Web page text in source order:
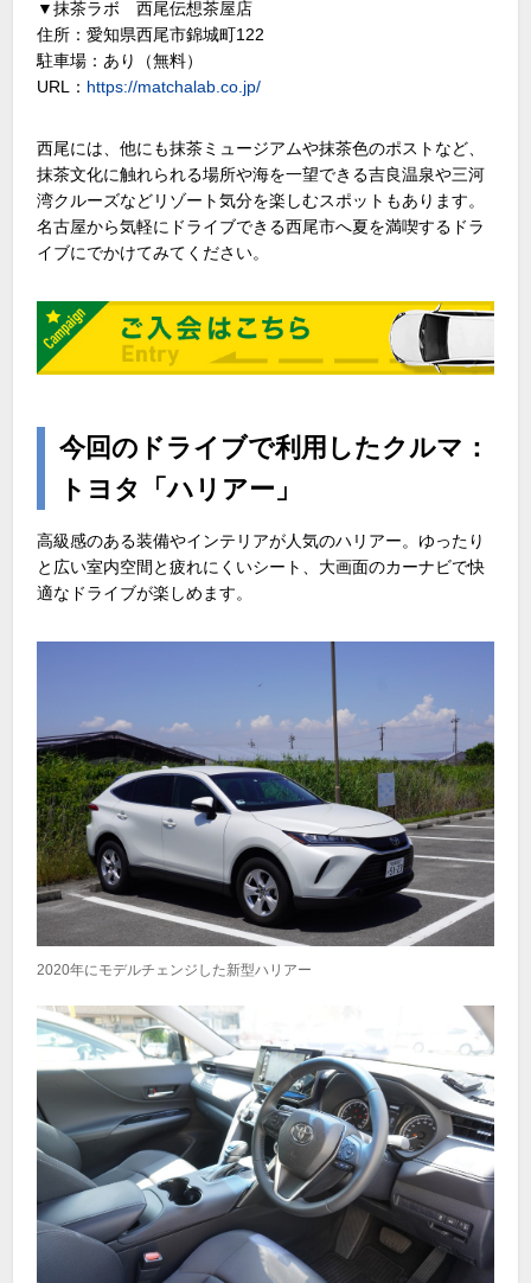
▼抹茶ラボ 西尾伝想茶屋店
住所：愛知県西尾市錦城町122
駐車場：あり（無料）
URL： https://matchalab.co.jp/
西尾には、他にも抹茶ミュージアムや抹茶色のポストなど、
抹茶文化に触れられる場所や海を一望できる吉良温泉や三河
湾クルーズなどリゾート気分を楽しむスポットもあります。
名古屋から気軽にドライブできる西尾市へ夏を満喫するドラ
イブにでかけてみてください。
今回のドライブで利用したクルマ：
トヨタ「ハリアー」
高級感のある装備やインテリアが人気のハリアー。ゆったり
と広い室内空間と疲れにくいシート、大画面のカーナビで快
適なドライブが楽しめます。
2020年にモデルチェンジした新型ハリアー